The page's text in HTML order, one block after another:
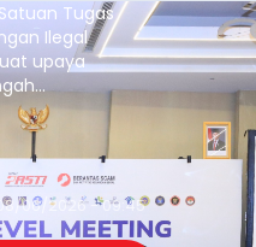
Tugas
Ilegal
upaya
digital yang
06/2026 - 09:45